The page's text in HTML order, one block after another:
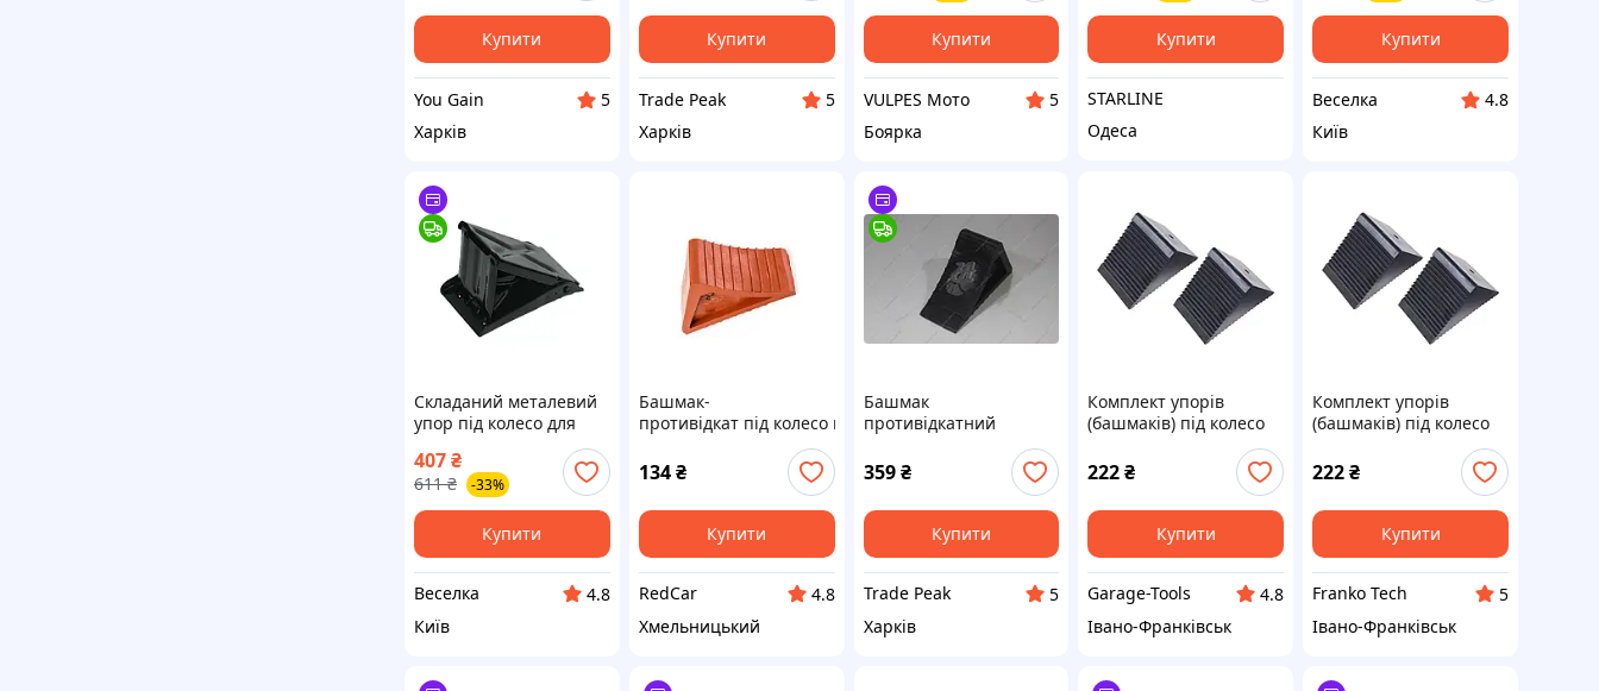
Купити
You Gain
5
Харків
Купити
Trade Peak
5
Харків
Купити
VULPES Мото
5
Боярка
Купити
STARLINE
Одеса
ділянках FLAME
Купити
Веселка
4.8
Київ
Складаний металевий
упор під колесо для
легкових автомобілів і
причепів до 2000 кг
FLAME
407₴
611 ₴ -33%
Купити
Веселка
4.8
Київ
Башмак-
противідкат під колесо поліуретан червоний
134₴
Купити
RedCar
4.8
Хмельницький
Башмак
противідкатний
великий чорний
КременчугРезиноТехника
359 ₴
Купити
Trade Peak
5
Харків
Комплект упорів
(башмаків) під колесо
резинових 2 од. VIKTEC
VT01625
222₴
Купити
Garage-Tools
4.8
Івано-Франківськ
Комплект упорів
(башмаків) під колесо
резинових 2 од. VIKTEC
VT01625
222₴
Купити
Franko Tech
5
Івано-Франківськ